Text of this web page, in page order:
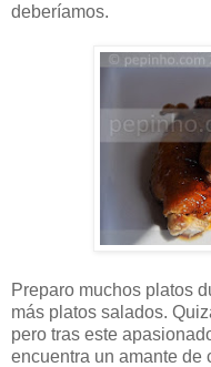
deberíamos.
Preparo muchos platos
más platos salados.
pero tras este
encuentra un amante de